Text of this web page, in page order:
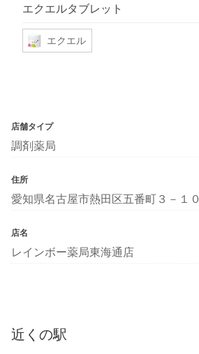
エクエルタブレット
エクエル
店舗タイプ
調剤薬局
住所
愛知県名古屋市熱田区五番町３－１０
店名
レインボー薬局東海通店
近くの駅